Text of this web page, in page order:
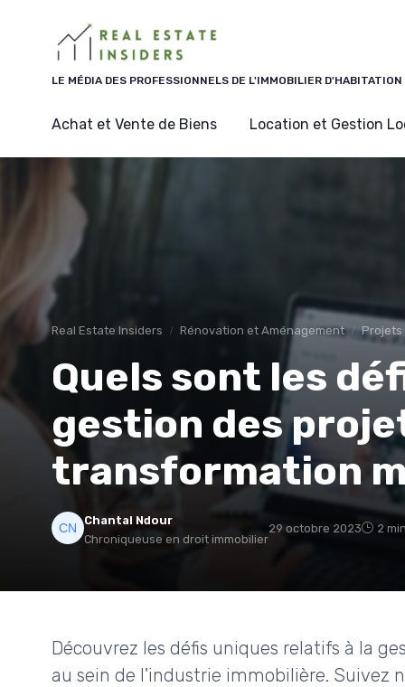
LE MÉDIA DES PROFESSIONNELS DE L'IMMOBILIER D'HABITATION
Achat et Vente de Biens Location et Gestion
Real Estate Insiders Rénovation et Aménagement Projets
Quels sont les
gestion des
transformation
Chantal Ndour
Chroniqueuse en droit immobilier
29 octobre 2023 2
Découvrez les défis uniques relatifs à la
au sein de l'industrie immobilière. Suivez